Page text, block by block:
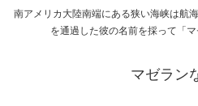
南アメリカ大陸南端にある狭い海峡は航
を通過した彼の名前を採って「マ
マゼラン